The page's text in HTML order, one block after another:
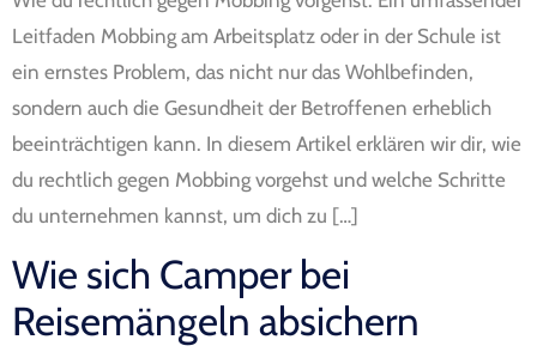
Leitfaden Mobbing am Arbeitsplatz oder in der Schule ist
ein ernstes Problem, das nicht nur das Wohlbefinden,
sondern auch die Gesundheit der Betroffenen erheblich
beeinträchtigen kann. In diesem Artikel erklären wir dir, wie
du rechtlich gegen Mobbing vorgehst und welche Schritte
du unternehmen kannst, um dich zu […]
Wie sich Camper bei
Reisemängeln absichern